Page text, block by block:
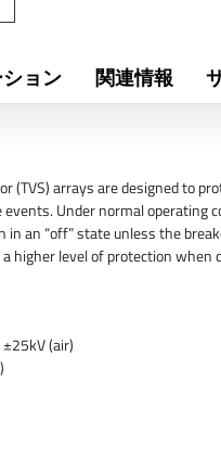
ョン 関連情報
(TVS) arrays are designed to
Under normal operating
an “off” state unless the
higher level of protection
(air)